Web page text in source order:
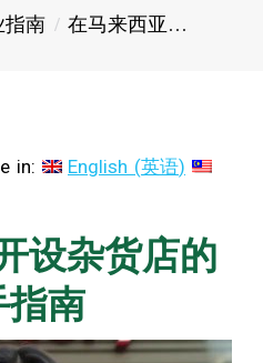
指南 在马来西亚…
in: English (英语)
设杂货店的
指南